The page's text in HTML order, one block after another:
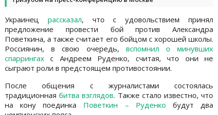
Украинец рассказал, что с удовольствием принял
предложение провести бой против Александра
Поветкина, а также считает его бойцом с хорошей школы.
Россиянин, в свою очередь, вспомнил о минувших
спаррингах с Андреем Руденко, считая, что они не
сыграют роли в предстоящем противостоянии.
После общения с журналистами состоялась
традиционнаябитва взглядов. Также стало известно, что
на кону поединка Поветкин – Руденко будут два